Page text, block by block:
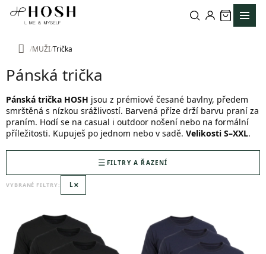
Přejít
Domů
MUŽI Trička
Pánská trička
Pánská trička HOSH jsou z prémiové česané bavlny, předem
smrštěná s nízkou srážlivostí. Barvená příze drží barvu praní za
praním. Hodí se na casual i outdoor nošení nebo na formální
příležitosti. Kupuješ po jednom nebo v sadě. Velikosti S–XXL.
FILTRY A ŘAZENÍ
VYBRANÉ FILTRY: L×